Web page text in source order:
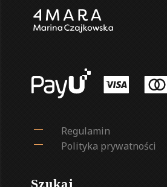
Regulamin
Polityka prywatności
Szukaj